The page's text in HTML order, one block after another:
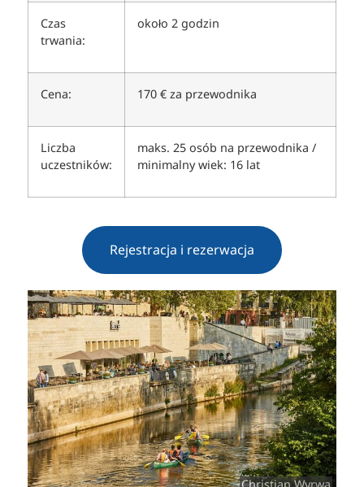
Czas
trwania:
około 2 godzin
Cena: 170 € za przewodnika
Liczba
uczestników:
maks. 25 osób na przewodnika /
minimalny wiek: 16 lat
Rejestracja i rezerwacja